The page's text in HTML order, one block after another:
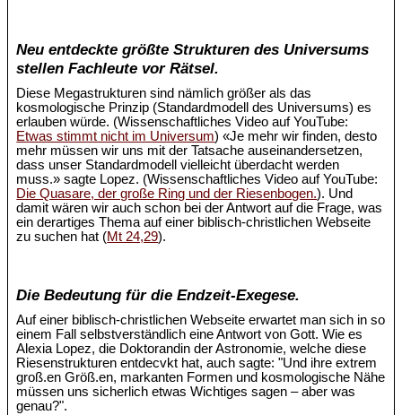
Neu entdeckte größte Strukturen des Universums
stellen Fachleute vor Rätsel.
Diese Megastrukturen sind nämlich größer als das
kosmologische Prinzip (Standardmodell des Universums) es
erlauben würde. (Wissenschaftliches Video auf YouTube:
Etwas stimmt nicht im Universum) «Je mehr wir finden, desto
mehr müssen wir uns mit der Tatsache auseinandersetzen,
dass unser Standardmodell vielleicht überdacht werden
muss.» sagte Lopez. (Wissenschaftliches Video auf YouTube:
Die Quasare, der große Ring und der Riesenbogen.). Und
damit wären wir auch schon bei der Antwort auf die Frage, was
ein derartiges Thema auf einer biblisch-christlichen Webseite
zu suchen hat (Mt 24,29).
Die Bedeutung für die Endzeit-Exegese.
Auf einer biblisch-christlichen Webseite erwartet man sich in so
einem Fall selbstverständlich eine Antwort von Gott. Wie es
Alexia Lopez, die Doktorandin der Astronomie, welche diese
Riesenstrukturen entdecvkt hat, auch sagte: "Und ihre extrem
groß.en Größ.en, markanten Formen und kosmologische Nähe
müssen uns sicherlich etwas Wichtiges sagen – aber was
genau?".